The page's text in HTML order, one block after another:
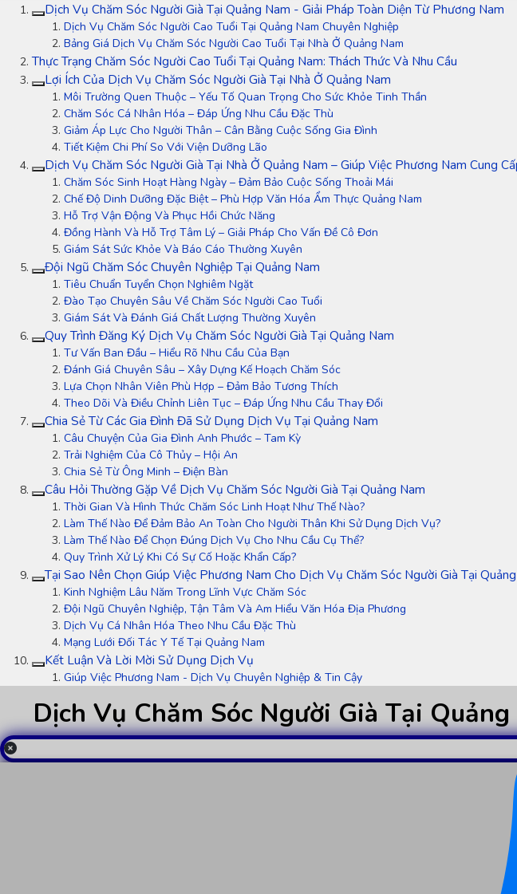
Dịch Vụ Chăm Sóc Người Già Tại Quảng Nam - Giải Pháp Toàn Diện Từ Phương Nam
Dịch Vụ Chăm Sóc Người Cao Tuổi Tại Quảng Nam Chuyên Nghiệp
Bảng Giá Dịch Vụ Chăm Sóc Người Cao Tuổi Tại Nhà Ở Quảng Nam
Thực Trạng Chăm Sóc Người Cao Tuổi Tại Quảng Nam: Thách Thức Và Nhu Cầu
Lợi Ích Của Dịch Vụ Chăm Sóc Người Già Tại Nhà Ở Quảng Nam
Môi Trường Quen Thuộc – Yếu Tố Quan Trọng Cho Sức Khỏe Tinh Thần
Chăm Sóc Cá Nhân Hóa – Đáp Ứng Nhu Cầu Đặc Thù
Giảm Áp Lực Cho Người Thân – Cân Bằng Cuộc Sống Gia Đình
Tiết Kiệm Chi Phí So Với Viện Dưỡng Lão
Dịch Vụ Chăm Sóc Người Già Tại Nhà Ở Quảng Nam – Giúp Việc Phương Nam Cung
Chăm Sóc Sinh Hoạt Hàng Ngày – Đảm Bảo Cuộc Sống Thoải Mái
Chế Độ Dinh Dưỡng Đặc Biệt – Phù Hợp Văn Hóa Ẩm Thực Quảng Nam
Hỗ Trợ Vận Động Và Phục Hồi Chức Năng
Đồng Hành Và Hỗ Trợ Tâm Lý – Giải Pháp Cho Vấn Đề Cô Đơn
Giám Sát Sức Khỏe Và Báo Cáo Thường Xuyên
Đội Ngũ Chăm Sóc Chuyên Nghiệp Tại Quảng Nam
Tiêu Chuẩn Tuyển Chọn Nghiêm Ngặt
Đào Tạo Chuyên Sâu Về Chăm Sóc Người Cao Tuổi
Giám Sát Và Đánh Giá Chất Lượng Thường Xuyên
Quy Trình Đăng Ký Dịch Vụ Chăm Sóc Người Già Tại Quảng Nam
Tư Vấn Ban Đầu – Hiểu Rõ Nhu Cầu Của Bạn
Đánh Giá Chuyên Sâu – Xây Dựng Kế Hoạch Chăm Sóc
Lựa Chọn Nhân Viên Phù Hợp – Đảm Bảo Tương Thích
Theo Dõi Và Điều Chỉnh Liên Tục – Đáp Ứng Nhu Cầu Thay Đổi
Chia Sẻ Từ Các Gia Đình Đã Sử Dụng Dịch Vụ Tại Quảng Nam
Câu Chuyện Của Gia Đình Anh Phước – Tam Kỳ
Trải Nghiệm Của Cô Thủy – Hội An
Chia Sẻ Từ Ông Minh – Điện Bàn
Câu Hỏi Thường Gặp Về Dịch Vụ Chăm Sóc Người Già Tại Quảng Nam
Thời Gian Và Hình Thức Chăm Sóc Linh Hoạt Như Thế Nào?
Làm Thế Nào Để Đảm Bảo An Toàn Cho Người Thân Khi Sử Dụng Dịch Vụ?
Làm Thế Nào Để Chọn Đúng Dịch Vụ Cho Nhu Cầu Cụ Thể?
Quy Trình Xử Lý Khi Có Sự Cố Hoặc Khẩn Cấp?
Tại Sao Nên Chọn Giúp Việc Phương Nam Cho Dịch Vụ Chăm Sóc Người Già Tại
Kinh Nghiệm Lâu Năm Trong Lĩnh Vực Chăm Sóc
Đội Ngũ Chuyên Nghiệp, Tận Tâm Và Am Hiểu Văn Hóa Địa Phương
Dịch Vụ Cá Nhân Hóa Theo Nhu Cầu Đặc Thù
Mạng Lưới Đối Tác Y Tế Tại Quảng Nam
Kết Luận Và Lời Mời Sử Dụng Dịch Vụ
Giúp Việc Phương Nam - Dịch Vụ Chuyên Nghiệp & Tin Cậy
Dịch Vụ Chăm Sóc Người Già Tại